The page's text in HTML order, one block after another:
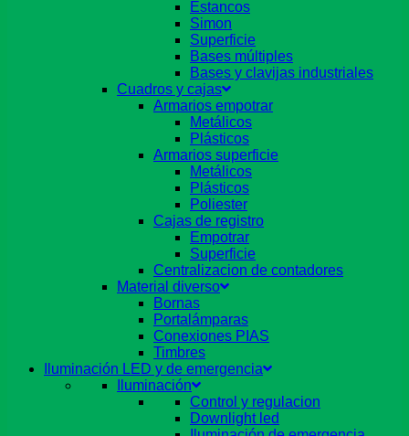
Estancos
Simon
Superficie
Bases múltiples
Bases y clavijas industriales
Cuadros y cajas
Armarios empotrar
Metálicos
Plásticos
Armarios superficie
Metálicos
Plásticos
Poliester
Cajas de registro
Empotrar
Superficie
Centralizacion de contadores
Material diverso
Bornas
Portalámparas
Conexiones PIAS
Timbres
Iluminación LED y de emergencia
Iluminación
Control y regulacion
Downlight led